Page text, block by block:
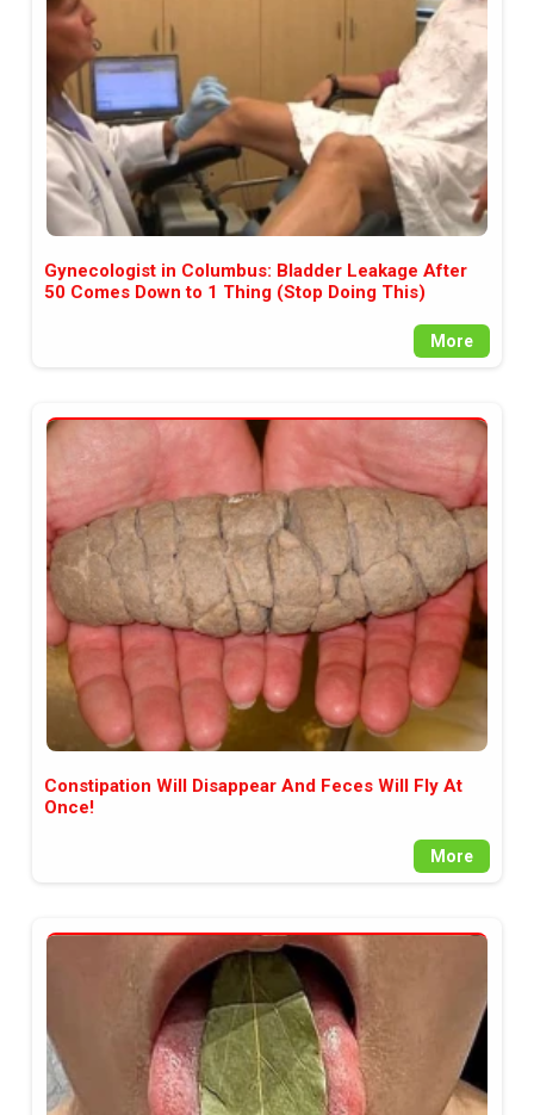
Gynecologist in Columbus: Bladder Leakage After
50 Comes Down to 1 Thing (Stop Doing This)
More
Constipation Will Disappear And Feces Will Fly At
Once!
More